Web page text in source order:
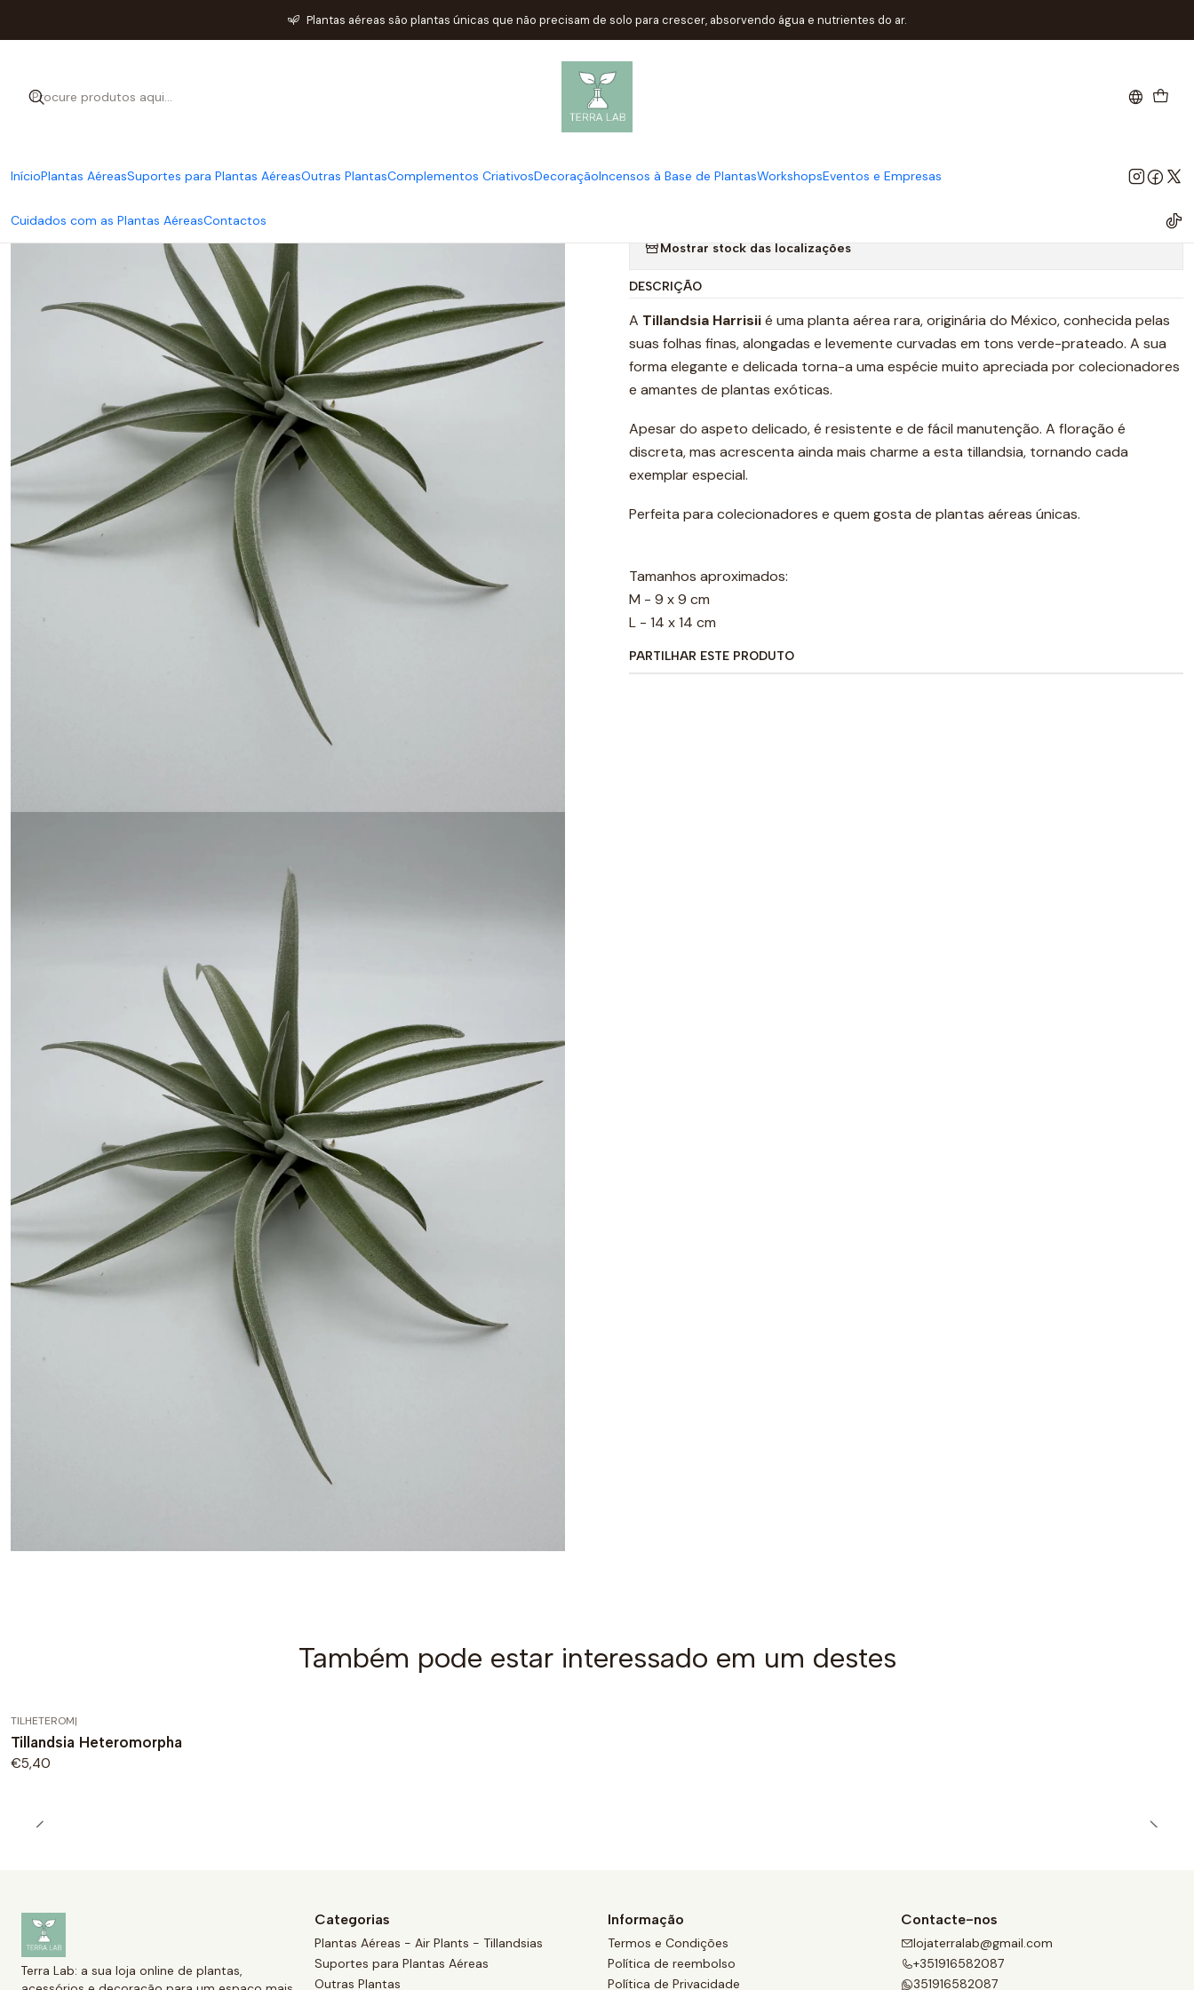
InícioPlantas AéreasSuportes para Plantas AéreasOutras PlantasComplementos CriativosDecoraçãoIncensos à Base de PlantasWorkshopsEventos e Empresas
Cuidados com as Plantas AéreasContactos
Plantas aéreas são plantas únicas que não precisam de solo para crescer, absorvendo água e nutrientes do ar.
Início Plantas Aéreas - Air Plants - Tillandsias Tillandsia Harrisii
M L
Mostrar stock das localizações
DESCRIÇÃO
A Tillandsia Harrisiié uma planta aérea rara, originária do México, conhecida pelas
suas folhas finas, alongadas e levemente curvadas em tons verde-prateado. A sua
forma elegante e delicada torna-a uma espécie muito apreciada por colecionadores
e amantes de plantas exóticas.
Apesar do aspeto delicado, é resistente e de fácil manutenção. A floração é
discreta, mas acrescenta ainda mais charme a esta tillandsia, tornando cada
exemplar especial.
Perfeita para colecionadores e quem gosta de plantas aéreas únicas.
Tamanhos aproximados:
M - 9 x 9 cm
L - 14 x 14 cm
PARTILHAR ESTE PRODUTO
Também pode estar interessado em um destes
TILHETEROM|
Tillandsia Heteromorpha
€5,40
Terra Lab: a sua loja online de plantas,
Categorias
Plantas Aéreas - Air Plants - Tillandsias
Suportes para Plantas Aéreas
Outras Plantas
Informação
Termos e Condições
Política de reembolso
Política de Privacidade
Contacte-nos
lojaterralab@gmail.com
+351916582087
351916582087